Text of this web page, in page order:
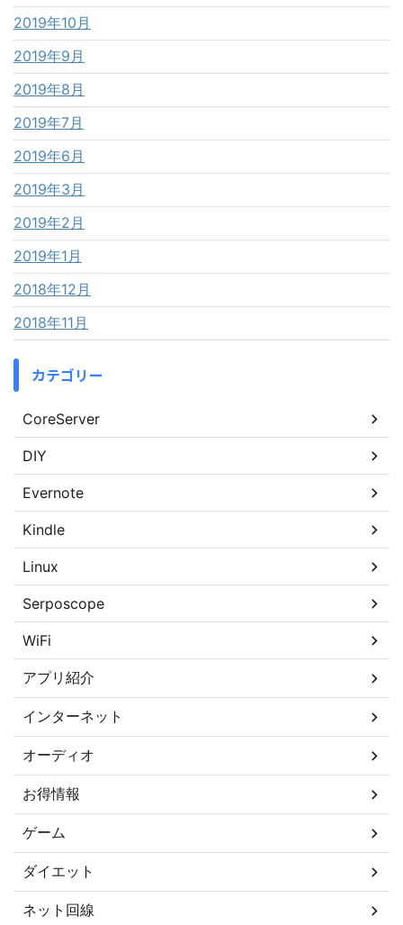
2019年10月
2019年9月
2019年8月
2019年7月
2019年6月
2019年3月
2019年2月
2019年1月
2018年12月
2018年11月
カテゴリー
CoreServer
DIY
Evernote
Kindle
Linux
Serposcope
WiFi
アプリ紹介
インターネット
オーディオ
お得情報
ゲーム
ダイエット
ネット回線